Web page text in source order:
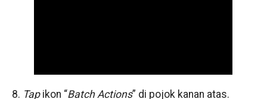
8. Tapikon “Batch Actions” di pojok kanan atas.